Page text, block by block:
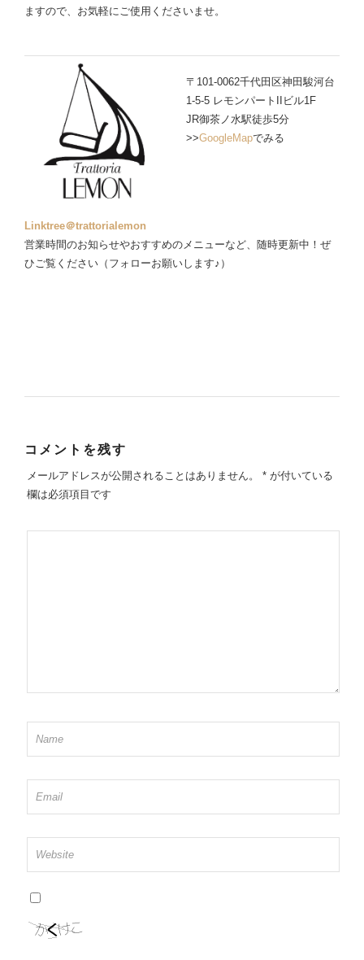
ますので、お気軽にご使用くださいませ。
〒101-0062千代田区神田駿河台
1-5-5 レモンパートIIビル1F
JR御茶ノ水駅徒歩5分
>>GoogleMapでみる
Linktree＠trattorialemon
営業時間のお知らせやおすすめのメニューなど、随時更新中！ぜ
ひご覧ください（フォローお願いします♪）
コメントを残す
メールアドレスが公開されることはありません。 *が付いている
欄は必須項目です